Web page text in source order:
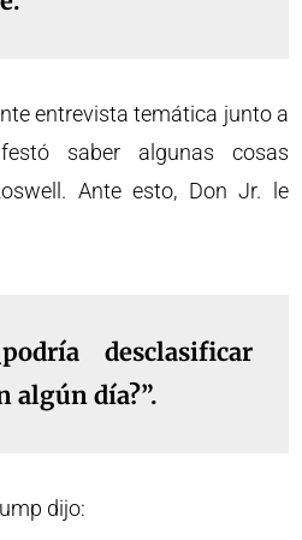
entrevista temática junto a
saber algunas cosas
Ante esto, Don Jr. le
desclasificar
algún día?”.
dijo: